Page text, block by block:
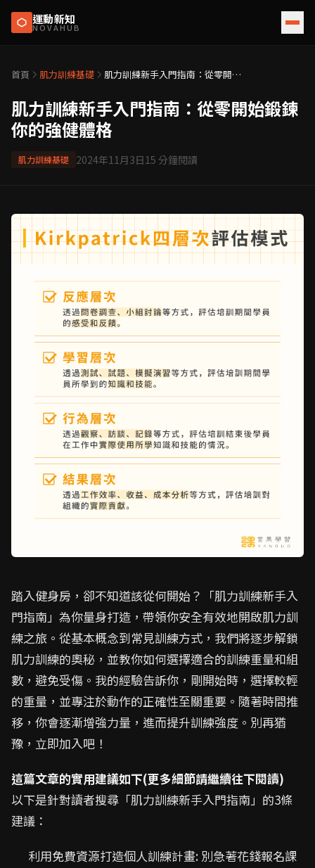
運動新知
NOVAHUB
首頁 肌力訓練基礎
肌力訓練新手入門指南：從零開始
肌力訓練新手入門指南：從零開始鍛鍊
你的強健體格
肌力訓練基礎 2024年11月3日15 分鐘閱讀
踏入健身房，卻不知道該從何開始？「肌力訓練新手入
門指南」為你量身打造，帶領你安全有效地開啟肌力訓
練之旅。從基本概念到常見訓練方式，我們將逐步解鎖
肌力訓練的奧秘，並教你如何選擇適合的訓練重量和組
數，避免受傷。我的經驗告訴你，剛開始時，選擇較輕
的重量，並專注於動作的正確性至關重要。隨著時間推
移，你會逐漸增強力量，進而提升訓練強度。別再猶
豫，立即加入吧！
這篇文章的實用建議如下(更多細節請繼續往下閱讀)
以下是針對讀者搜尋「肌力訓練新手入門指南」的3條
建議：
利用免費資源打造個人訓練計畫: 別急著花錢報名課